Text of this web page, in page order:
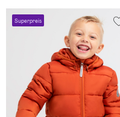
Superpreis